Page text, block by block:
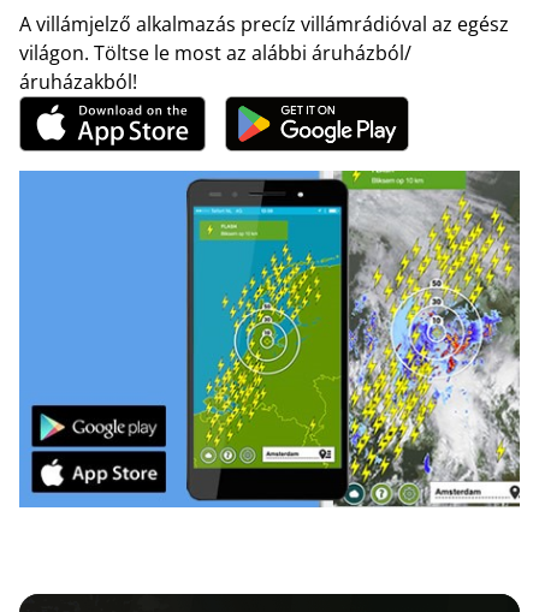
A villámjelző alkalmazás precíz villámrádióval az egész
világon. Töltse le most az alábbi áruházból/
áruházakból!